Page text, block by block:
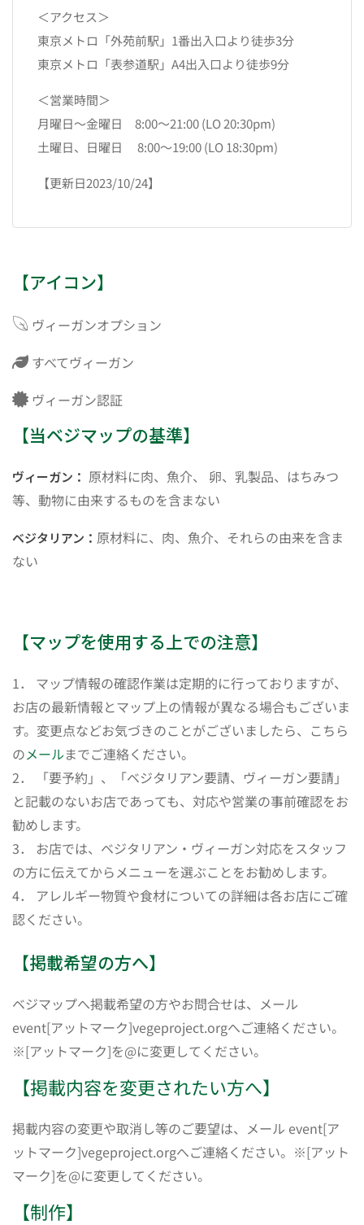
＜アクセス＞
東京メトロ「外苑前駅」1番出入口より徒歩3分
東京メトロ「表参道駅」A4出入口より徒歩9分
＜営業時間＞
月曜日～金曜日 8:00～21:00 (LO 20:30pm)
土曜日、日曜日 8:00～19:00 (LO 18:30pm)
【更新日2023/10/24】
【アイコン】
ヴィーガンオプション
すべてヴィーガン
ヴィーガン認証
【当ベジマップの基準】
ヴィーガン： 原材料に肉、魚介、 卵、乳製品、はちみつ
等、動物に由来するものを含まない
ベジタリアン： 原材料に、肉、魚介、それらの由来を含ま
ない
【マップを使用する上での注意】
1． マップ情報の確認作業は定期的に行っておりますが、
お店の最新情報とマップ上の情報が異なる場合もございま
す。変更点などお気づきのことがございましたら、こちら
のメールまでご連絡ください。
2． 「要予約」、「ベジタリアン要請、ヴィーガン要請」
と記載のないお店であっても、対応や営業の事前確認をお
勧めします。
3． お店では、ベジタリアン・ヴィーガン対応をスタッフ
の方に伝えてからメニューを選ぶことをお勧めします。
4． アレルギー物質や食材についての詳細は各お店にご確
認ください。
【掲載希望の方へ】
ベジマップへ掲載希望の方やお問合せは、メール
event[アットマーク]vegeproject.orgへご連絡ください。
※[アットマーク]を@に変更してください。
【掲載内容を変更されたい方へ】
掲載内容の変更や取消し等のご要望は、メール event[ア
ットマーク]vegeproject.orgへご連絡ください。※[アット
マーク]を@に変更してください。
【制作】